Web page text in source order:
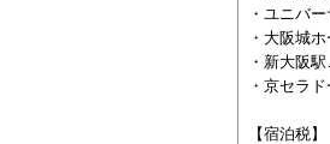
・ユニバ
・大阪城
・新大阪
・京セラ
【宿泊税】